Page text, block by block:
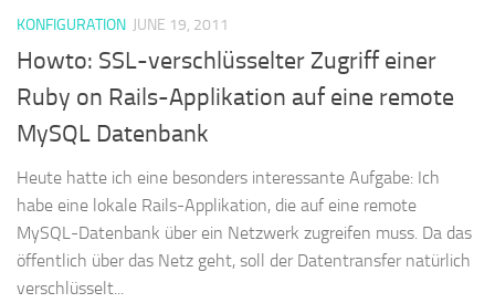
KONFIGURATION JUNE 19, 2011
Howto: SSL-verschlüsselter Zugriff einer
Ruby on Rails-Applikation auf eine remote
MySQL Datenbank
Heute hatte ich eine besonders interessante Aufgabe: Ich
habe eine lokale Rails-Applikation, die auf eine remote
MySQL-Datenbank über ein Netzwerk zugreifen muss. Da das
öffentlich über das Netz geht, soll der Datentransfer natürlich
verschlüsselt...